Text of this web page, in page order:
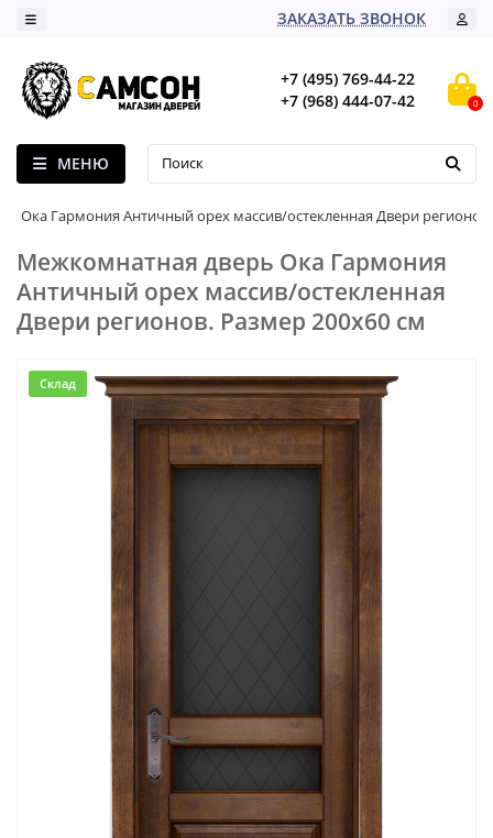
ЗАКАЗАТЬ ЗВОНОК
+7 (495) 769-44-22
+7 (968) 444-07-42
0
МЕНЮ
Ока Гармония Античный орех массив/остекленная Двери регионов
Межкомнатная дверь Ока Гармония
Античный орех массив/остекленная
Двери регионов. Размер 200x60 см
Склад